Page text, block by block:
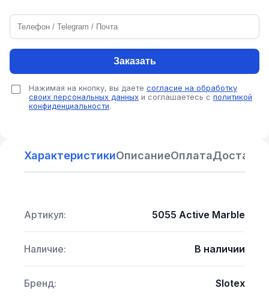
Заказать
Нажимая на кнопку, вы даете согласие на обработку
своих персональных данных и соглашаетесь с политикой
конфиденциальности.
ХарактеристикиОписаниеОплатаДоставка
Артикул: 5055 Active Marble
Наличие: В наличии
Бренд: Slotex